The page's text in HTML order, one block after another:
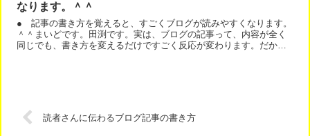
なります。＾＾
● 記事の書き方を覚えると、すごくブログが読みやすくなります。
＾＾まいどです。田渕です。実は、ブログの記事って、内容が全く
同じでも、書き方を変えるだけですごく反応が変わります。だか
読者さんに伝わるブログ記事の書き方